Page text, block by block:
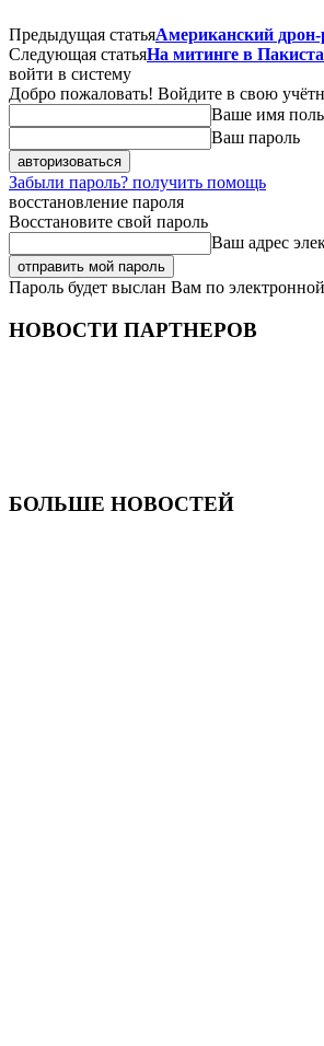
Предыдущая статьяАмериканский дрон-
Следующая статьяНа митинге в
войти в систему
Добро пожаловать! Войдите в свою
Ваше имя
Ваш пароль
Забыли пароль? получить помощь
восстановление пароля
Восстановите свой пароль
Ваш адрес
Пароль будет выслан Вам по
НОВОСТИ ПАРТНЕРОВ
БОЛЬШЕ НОВОСТЕЙ